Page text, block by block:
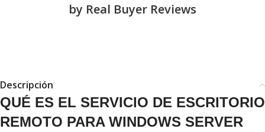
by Real Buyer Reviews
Descripción
QUÉ ES EL SERVICIO DE ESCRITORIO
REMOTO PARA WINDOWS SERVER